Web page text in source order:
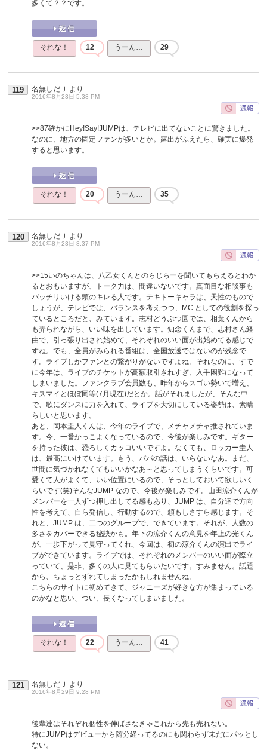
多くて？？です。
それな！ 12 うーん… 29
119 名無しだＪ より
2016年8月23日 5:38 PM
>>87確かにHey!Say!JUMPは、テレビに出てないことに驚きました。
なのに、地方の固定ファンが多いとか。露出がふえたら、確実に爆発
すると思います。
それな！ 20 うーん… 35
120 名無しだＪ より
2016年8月23日 8:37 PM
>>15いのちゃんは、八乙女くんとのらじらーを聞いてもらえるとわか
るとおもいますが、トーク力は、間違いないです。真面目な相談事も
バッチリいける頭のキレる人です。テキトーキャラは、天性のもので
しょうが、テレビでは、バランスを考えつつ、MC としての役割を探っ
ているところだと、みています。志村どうぶつ園では、相葉くんから
も弄られながら、いい味を出しています。知念くんまで、志村さん経
由で、引っ張り出され始めて、それぞれのいい面が出始めてる感じで
すね。でも、全員がみられる番組は、全国放送ではないのが残念で
す。ライブしかファンとの繋がりがないですよね。それなのに、すで
に今年は、ライブのチケットが高額取引されすぎ、入手困難になって
しまいました。ファンクラブ会員数も、昨年からスゴい勢いで増え、
キスマイとほぼ同等(7月現在)だとか。話がそれましたが、そんな中
で、歌にダンスに力を入れて、ライブを大切にしている姿勢は、素晴
らしいと思います。
あと、岡本圭人くんは、今年のライブで、メチャメチャ推されていま
す。今、一番かっこよくなっているので、今後が楽しみです。ギター
を持った彼は、恐ろしくカッコいいですよ。なくても、ロッカー圭人
は、最高にいけています。もう、パパの話は、いらないなあ。まだ、
世間に気づかれなくてもいいかなあ～と思ってしまうくらいです。可
愛くて人がよくて、いい位置にいるので、そっとしておいて欲しいく
らいです(笑)そんなJUMP なので、今後が楽しみです。山田涼介くんが
メンバーを一人ずつ押し出してる感もあり、JUMP は、自分達で方向
性を考えて、自ら発信し、行動するので、頼もしさすら感じます。そ
れと、JUMP は、二つのグループで、できています。それが、人数の
多さをカバーできる秘訣かも。年下の涼介くんの意見を年上の光くん
が、一歩下がって見守ってくれ、今回は、初の涼介くんの演出でライ
ブができています。ライブでは、それぞれのメンバーのいい面が際立
っていて、是非、多くの人に見てもらいたいです。すみません。話題
から、ちょっとずれてしまったかもしれませんね。
こちらのサイトに初めてきて、ジャニーズが好きな方が集まっている
のかなと思い、つい、長くなってしまいました。
それな！ 22 うーん… 41
121 名無しだＪ より
2016年8月29日 9:28 PM
後輩達はそれぞれ個性を伸ばさなきゃこれから先も売れない。
特にJUMPはデビューから随分経ってるのにも関わらず未だにパッとし
ない。